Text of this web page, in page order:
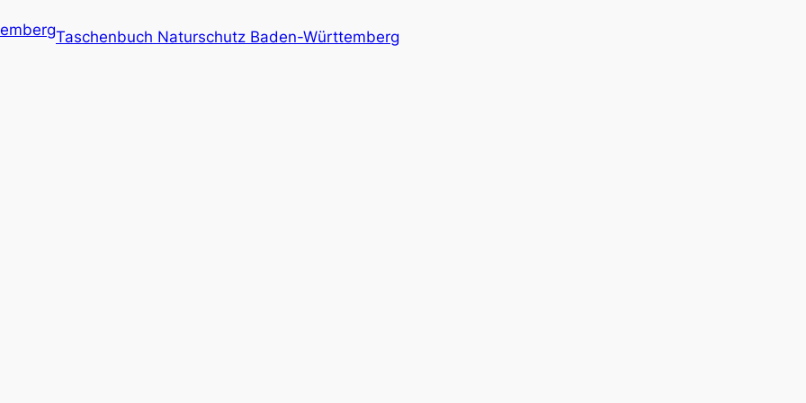
Taschenbuch Naturschutz Baden-Württemberg